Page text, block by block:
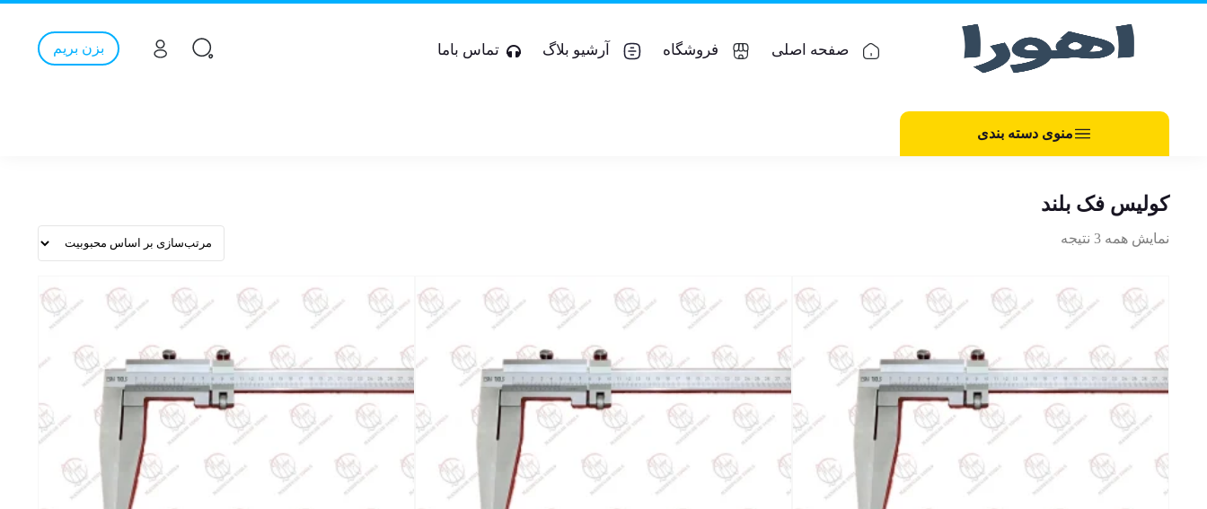
صفحه اصلی فروشگاه آرشیو بلاگ تماس باما بزن بریم
منوی دسته بندی
کولیس فک بلند
نمایش همه 3 نتیجه